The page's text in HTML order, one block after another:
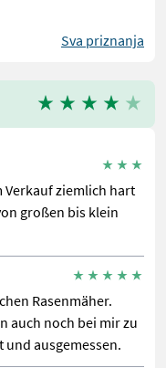
Sva priznanja
Verkauf ziemlich hart
großen bis klein
Rasenmäher.
auch noch bei mir zu
ausgemessen.